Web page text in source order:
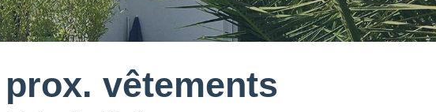
vêtements